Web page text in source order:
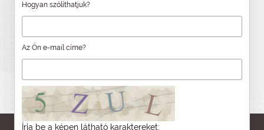
Hogyan szólíthatjuk?
Az Ön e-mail címe?
Írja be a képen látható karaktereket: